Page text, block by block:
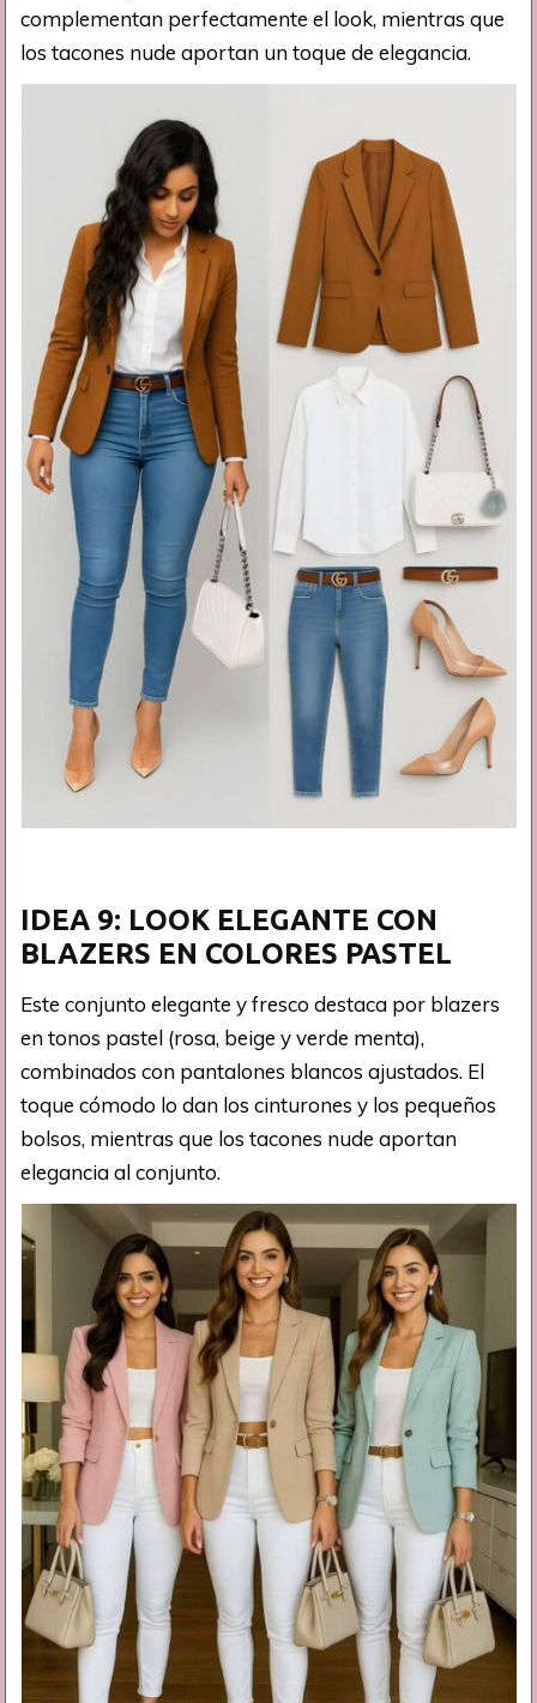
complementan perfectamente el look, mientras que
los tacones nude aportan un toque de elegancia.
IDEA 9: LOOK ELEGANTE CON
BLAZERS EN COLORES PASTEL
Este conjunto elegante y fresco destaca por blazers
en tonos pastel (rosa, beige y verde menta),
combinados con pantalones blancos ajustados. El
toque cómodo lo dan los cinturones y los pequeños
bolsos, mientras que los tacones nude aportan
elegancia al conjunto.